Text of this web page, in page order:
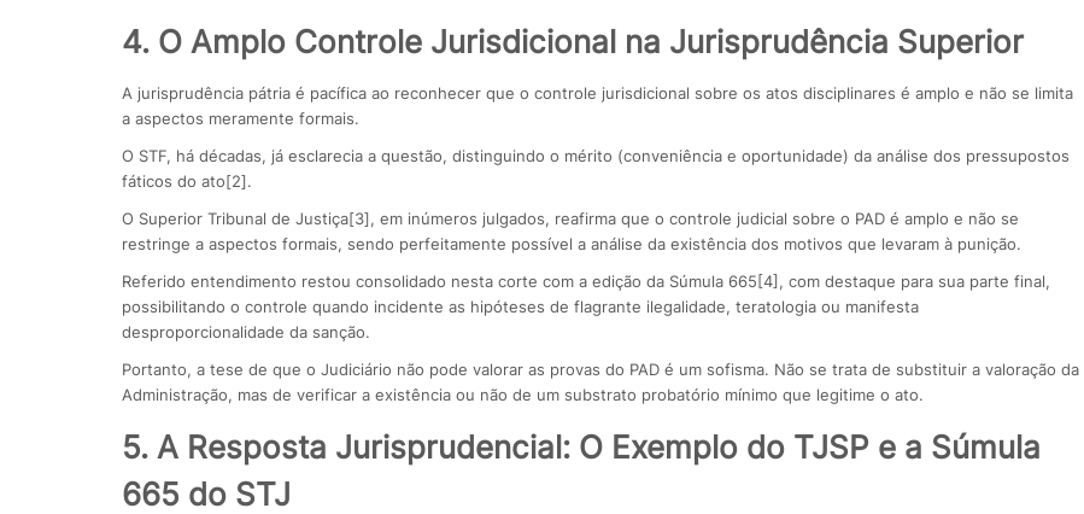
4. O Amplo Controle Jurisdicional na Jurisprudência Superior
A jurisprudência pátria é pacífica ao reconhecer que o controle jurisdicional sobre os atos disciplinares é amplo e não se limita
a aspectos meramente formais.
O STF, há décadas, já esclarecia a questão, distinguindo o mérito (conveniência e oportunidade) da análise dos pressupostos
fáticos do ato[2].
O Superior Tribunal de Justiça[3], em inúmeros julgados, reafirma que o controle judicial sobre o PAD é amplo e não se
restringe a aspectos formais, sendo perfeitamente possível a análise da existência dos motivos que levaram à punição.
Referido entendimento restou consolidado nesta corte com a edição da Súmula 665[4], com destaque para sua parte final,
possibilitando o controle quando incidente as hipóteses de flagrante ilegalidade, teratologia ou manifesta
desproporcionalidade da sanção.
Portanto, a tese de que o Judiciário não pode valorar as provas do PAD é um sofisma. Não se trata de substituir a valoração da
Administração, mas de verificar a existência ou não de um substrato probatório mínimo que legitime o ato.
5. A Resposta Jurisprudencial: O Exemplo do TJSP e a Súmula
665 do STJ